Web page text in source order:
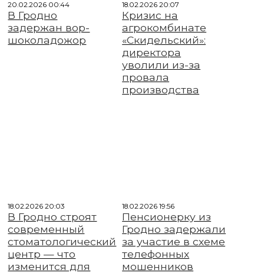
20.02.2026 00:44
В Гродно
задержан вор-
шоколадожор
18.02.2026 20:07
Кризис на
агрокомбинате
«Скидельский»:
директора
уволили из-за
провала
производства
18.02.2026 20:03
В Гродно строят
современный
стоматологический
центр — что
изменится для
18.02.2026 19:56
Пенсионерку из
Гродно задержали
за участие в схеме
телефонных
мошенников